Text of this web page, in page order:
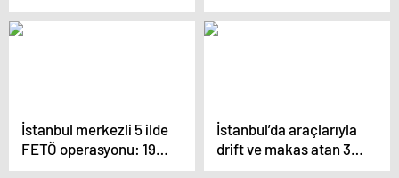
öldürdü!
Destek
İstanbul merkezli 5 ilde
FETÖ operasyonu: 19
gözaltı
İstanbul’da araçlarıyla
drift ve makas atan 3
sürücüye 149 bin 414